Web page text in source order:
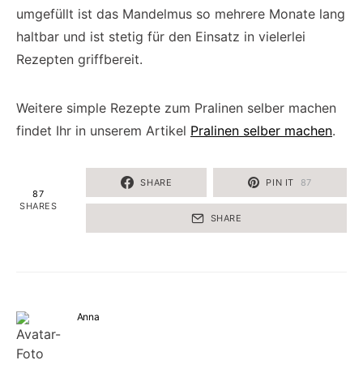
umgefüllt ist das Mandelmus so mehrere Monate lang
haltbar und ist stetig für den Einsatz in vielerlei
Rezepten griffbereit.
Weitere simple Rezepte zum Pralinen selber machen
findet Ihr in unserem Artikel Pralinen selber machen.
87
SHARES
SHARE PIN IT 87
SHARE
Anna